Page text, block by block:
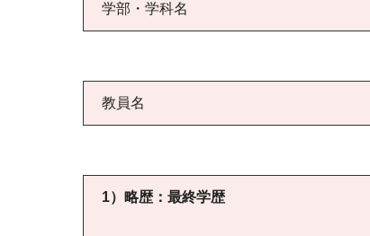
学部・学科名
教員名
1）略歴：最終学歴